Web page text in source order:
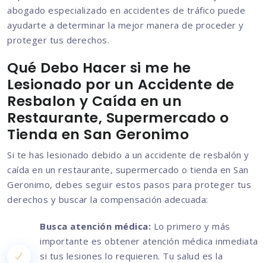
abogado especializado en accidentes de tráfico puede
ayudarte a determinar la mejor manera de proceder y
proteger tus derechos.
Qué Debo Hacer si me he
Lesionado por un Accidente de
Resbalon y Caída en un
Restaurante, Supermercado o
Tienda en San Geronimo
Si te has lesionado debido a un accidente de resbalón y
caída en un restaurante, supermercado o tienda en San
Geronimo, debes seguir estos pasos para proteger tus
derechos y buscar la compensación adecuada:
Busca atención médica: Lo primero y más
importante es obtener atención médica inmediata
si tus lesiones lo requieren. Tu salud es la